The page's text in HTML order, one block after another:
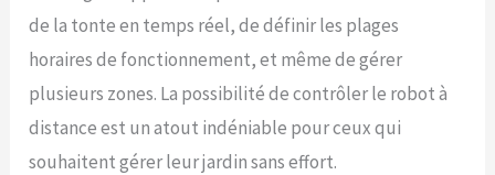
multizone: Avec
l'application Navimow, vous
pouvez modifier la carte
de tonte, définir différents
tonte, contrôler à distance
votre tondeuse à gazon,
de la tonte en temps réel, de définir les plages
horaires de fonctionnement, et même de gérer
plusieurs zones. La possibilité de contrôler le robot à
distance est un atout indéniable pour ceux qui
souhaitent gérer leur jardin sans effort.